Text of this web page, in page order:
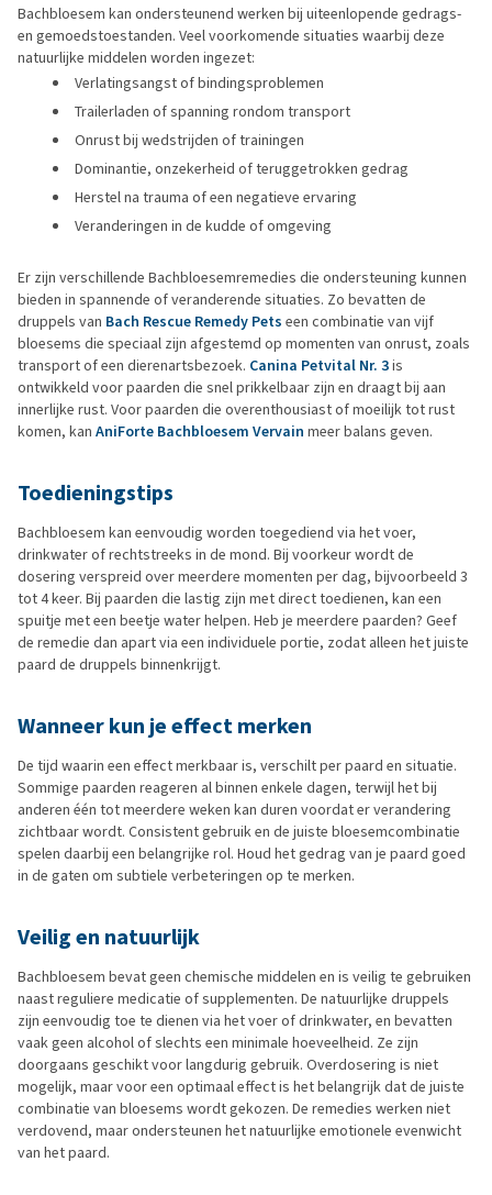
Bachbloesem kan ondersteunend werken bij uiteenlopende gedrags-
en gemoedstoestanden. Veel voorkomende situaties waarbij deze
natuurlijke middelen worden ingezet:
Verlatingsangst of bindingsproblemen
Trailerladen of spanning rondom transport
Onrust bij wedstrijden of trainingen
Dominantie, onzekerheid of teruggetrokken gedrag
Herstel na trauma of een negatieve ervaring
Veranderingen in de kudde of omgeving
Er zijn verschillende Bachbloesemremedies die ondersteuning kunnen
bieden in spannende of veranderende situaties. Zo bevatten de
druppels van Bach Rescue Remedy Pets een combinatie van vijf
bloesems die speciaal zijn afgestemd op momenten van onrust, zoals
transport of een dierenartsbezoek. Canina Petvital Nr. 3is
ontwikkeld voor paarden die snel prikkelbaar zijn en draagt bij aan
innerlijke rust. Voor paarden die overenthousiast of moeilijk tot rust
komen, kan AniForte Bachbloesem Vervain meer balans geven.
Toedieningstips
Bachbloesem kan eenvoudig worden toegediend via het voer,
drinkwater of rechtstreeks in de mond. Bij voorkeur wordt de
dosering verspreid over meerdere momenten per dag, bijvoorbeeld 3
tot 4 keer. Bij paarden die lastig zijn met direct toedienen, kan een
spuitje met een beetje water helpen. Heb je meerdere paarden? Geef
de remedie dan apart via een individuele portie, zodat alleen het juiste
paard de druppels binnenkrijgt.
Wanneer kun je effect merken
De tijd waarin een effect merkbaar is, verschilt per paard en situatie.
Sommige paarden reageren al binnen enkele dagen, terwijl het bij
anderen één tot meerdere weken kan duren voordat er verandering
zichtbaar wordt. Consistent gebruik en de juiste bloesemcombinatie
spelen daarbij een belangrijke rol. Houd het gedrag van je paard goed
in de gaten om subtiele verbeteringen op te merken.
Veilig en natuurlijk
Bachbloesem bevat geen chemische middelen en is veilig te gebruiken
naast reguliere medicatie of supplementen. De natuurlijke druppels
zijn eenvoudig toe te dienen via het voer of drinkwater, en bevatten
vaak geen alcohol of slechts een minimale hoeveelheid. Ze zijn
doorgaans geschikt voor langdurig gebruik. Overdosering is niet
mogelijk, maar voor een optimaal effect is het belangrijk dat de juiste
combinatie van bloesems wordt gekozen. De remedies werken niet
verdovend, maar ondersteunen het natuurlijke emotionele evenwicht
van het paard.